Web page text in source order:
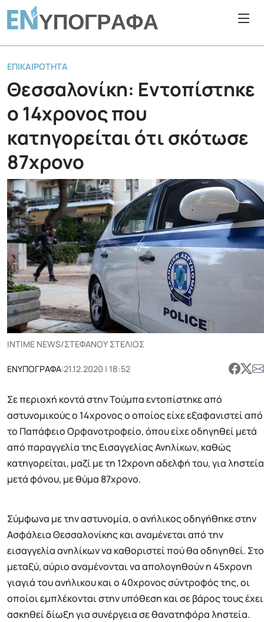
ΕΠΙΚΑΙΡΌΤΗΤΑ
Θεσσαλονίκη: Εντοπίστηκε
ο 14χρονος που
κατηγορείται ότι σκότωσε
87χρονο
INTIME NEWS/ΣΤΕΦΑΝΟΥ ΣΤΕΛΙΟΣ
ΕΝΥΠΟΓΡΑΦΑ|21.12.2020 | 18:52
Σε περιοχή κοντά στην Τούμπα εντοπίστηκε από
αστυνομικούς ο 14χρονος ο οποίος είχε εξαφανιστεί από
το Παπάφειο Ορφανοτροφείο, όπου είχε οδηγηθεί μετά
από παραγγελία της Εισαγγελίας Ανηλίκων, καθώς
κατηγορείται, μαζί με τη 12χρονη αδελφή του, για ληστεία
μετά φόνου, με θύμα 87χρονο.
Σύμφωνα με την αστυνομία, ο ανήλικος οδηγήθηκε στην
Ασφάλεια Θεσσαλονίκης και αναμένεται από την
εισαγγελία ανηλίκων να καθοριστεί πού θα οδηγηθεί. Στο
μεταξύ, αύριο αναμένονται να απολογηθούν η 45χρονη
γιαγιά του ανήλικου και ο 40χρονος σύντροφός της, οι
οποίοι εμπλέκονται στην υπόθεση και σε βάρος τους έχει
ασκηθεί δίωξη για συνέργεια σε θανατηφόρα ληστεία.